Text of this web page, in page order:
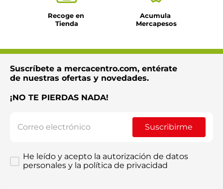
Recoge en
Tienda
Acumula
Mercapesos
Suscríbete a mercacentro.com, entérate
de nuestras ofertas y novedades.
¡NO TE PIERDAS NADA!
Suscribirme
He leído y acepto la autorización de datos
personales y la política de privacidad